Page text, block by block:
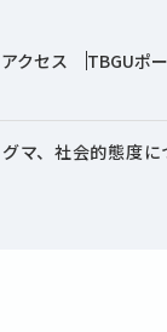
アクセス TBGUポ
マ、社会的態度に